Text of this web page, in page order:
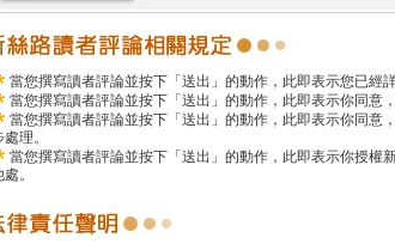
當您撰寫讀者評論並按下「送出」的動作，此即表示您已經
當您撰寫讀者評論並按下「送出」的動作，此即表示你同意
當您撰寫讀者評論並按下「送出」的動作，此即表示你同意
處理。
當您撰寫讀者評論並按下「送出」的動作，此即表示你授權
。